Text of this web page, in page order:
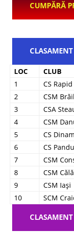
CUMPĂRĂ
LOC CLUB
1
CS
2
CSM
3
CSA
4
CSM
5
CS
6
CS
7
CSM
8
CSM
9
CSM Iași
10
SCM